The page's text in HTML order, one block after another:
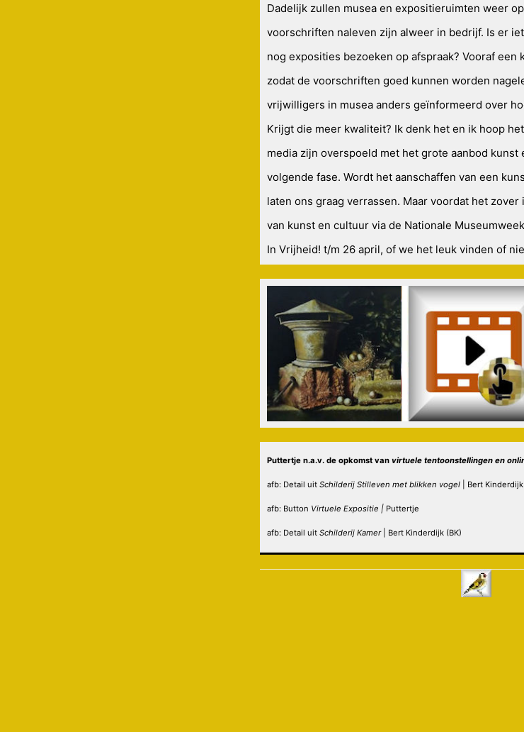
Dadelijk zullen musea en expositieruimten weer
voorschriften naleven zijn alweer in bedrijf. Is er
nog exposities bezoeken op afspraak? Vooraf een
zodat de voorschriften goed kunnen worden
vrijwilligers in musea anders geïnformeerd over
Krijgt die meer kwaliteit? Ik denk het en ik hoop
media zijn overspoeld met het grote aanbod
volgende fase. Wordt het aanschaffen van een
laten ons graag verrassen. Maar voordat het
van kunst en cultuur via de Nationale
In Vrijheid! t/m 26 april, of we het leuk vinden of
Puttertje n.a.v. de opkomst van virtuele tentoonstellingen en
afb: Detail uit Schilderij Stilleven met blikken vogel | Bert
afb: Button Virtuele Expositie | Puttertje
afb: Detail uit Schilderij Kamer| Bert Kinderdijk (BK)